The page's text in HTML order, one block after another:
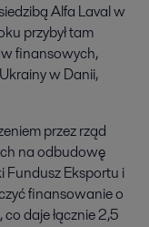
Alfa Laval w
przybył tam
finansowych,
w Danii,
przez rząd
na odbudowę
Fundusz Eksportu i
finansowanie o
daje łącznie 2,5